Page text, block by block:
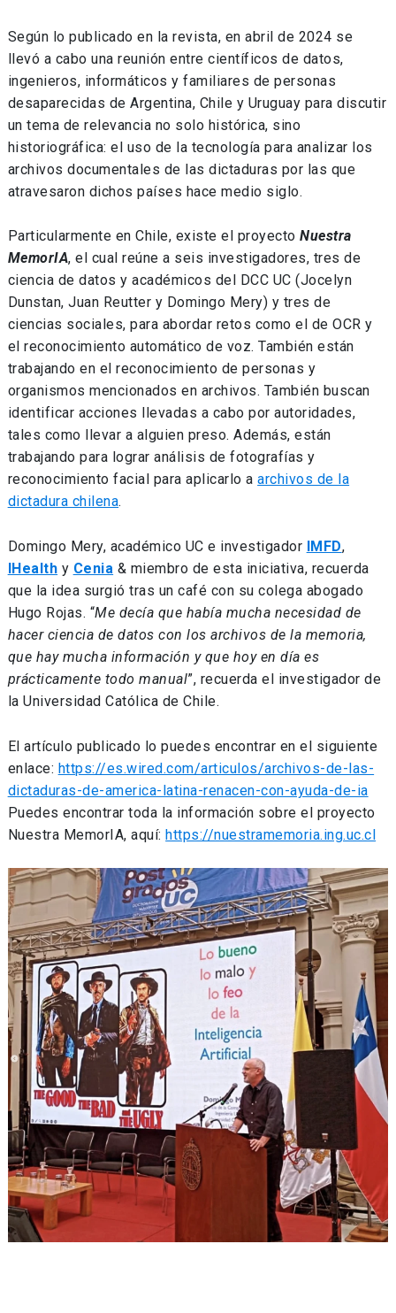
Según lo publicado en la revista, en abril de 2024 se
llevó a cabo una reunión entre científicos de datos,
ingenieros, informáticos y familiares de personas
desaparecidas de Argentina, Chile y Uruguay para discutir
un tema de relevancia no solo histórica, sino
historiográfica: el uso de la tecnología para analizar los
archivos documentales de las dictaduras por las que
atravesaron dichos países hace medio siglo.
Particularmente en Chile, existe el proyectoNuestra
MemorIA, el cual reúne a seis investigadores, tres de
ciencia de datos y académicos del DCC UC (Jocelyn
Dunstan, Juan Reutter y Domingo Mery) y tres de
ciencias sociales, para abordar retos como el de OCR y
el reconocimiento automático de voz. También están
trabajando en el reconocimiento de personas y
organismos mencionados en archivos. También buscan
identificar acciones llevadas a cabo por autoridades,
tales como llevar a alguien preso. Además, están
trabajando para lograr análisis de fotografías y
reconocimiento facial para aplicarlo aarchivos de la
dictadura chilena.
Domingo Mery, académico UC e investigador IMFD,
IHealth y Cenia & miembro de esta iniciativa, recuerda
que la idea surgió tras un café con su colega abogado
Hugo Rojas. “Me decía que había mucha necesidad de
hacer ciencia de datos con los archivos de la memoria,
que hay mucha información y que hoy en día es
prácticamente todo manual”, recuerda el investigador de
la Universidad Católica de Chile.
El artículo publicado lo puedes encontrar en el siguiente
enlace: https://es.wired.com/articulos/archivos-de-las-
dictaduras-de-america-latina-renacen-con-ayuda-de-ia
Puedes encontrar toda la información sobre el proyecto
Nuestra MemorIA, aquí:https://nuestramemoria.ing.uc.cl